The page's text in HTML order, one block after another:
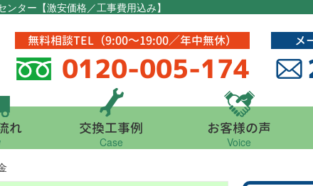
ター【激安価格／工事費用込み】
無料相談TEL（9:00～19:00／年中無休）
0120-005-174
メ
れ 交換工事例
Case
お客様の声
Voice